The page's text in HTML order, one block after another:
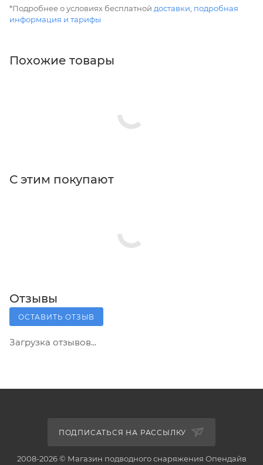
*Подробнее о условиях бесплатной доставки подробная
информация и тарифы
Похожие товары
С этим покупают
Отзывы
ОСТАВИТЬ ОТЗЫВ
Загрузка отзывов...
ПОДПИСАТЬСЯ НА РАССЫЛКУ
2008-2026 © Магазин подводного снаряжения Опендайв